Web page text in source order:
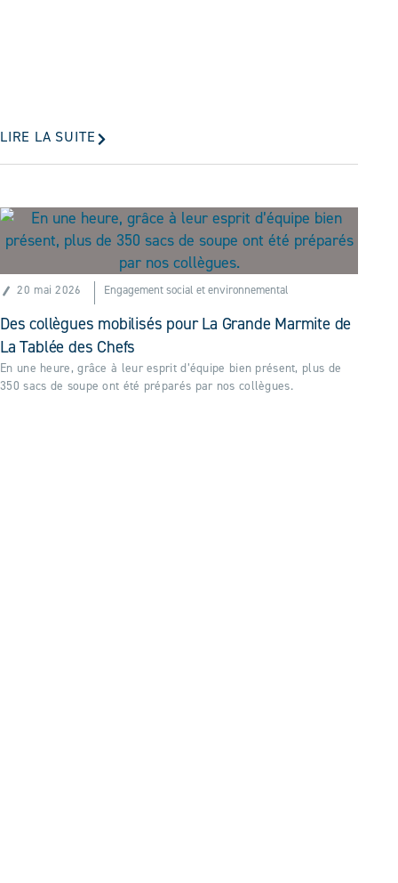
LIRE LA SUITE
20 mai 2026 Engagement social et environnemental
Des collègues mobilisés pour La Grande Marmite de
La Tablée des Chefs
En une heure, grâce à leur esprit d’équipe bien présent, plus de
350 sacs de soupe ont été préparés par nos collègues.